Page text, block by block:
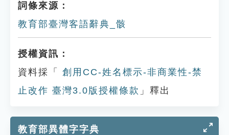
詞條來源：
教育部臺灣客語辭典_骸
授權資訊：
資料採「
創用CC-姓名標示-非商業性-禁
止改作 臺灣3.0版授權條款 」釋出
教育部異體字字典